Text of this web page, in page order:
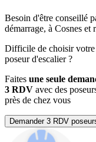
Besoin d'être conseillé
démarrage, à Cosnes
Difficile de choisir votre
poseur d'escalier?
Faites une seule
3 RDV avec des
près de chez vous
Demander 3 RDV